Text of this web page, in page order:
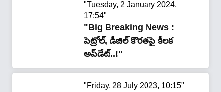
"Tuesday, 2 January 2024,
17:54"
"Big Breaking News :
పెట్రోల్, డీజిల్ కొర‌త‌పై కీల‌క
అప్‌డేట్‌..!"
"Friday, 28 July 2023, 10:15"